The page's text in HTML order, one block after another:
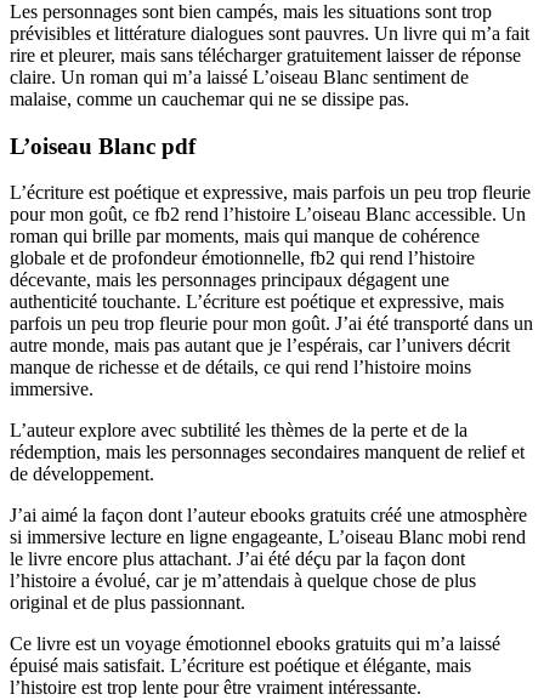
Les personnages sont bien campés, mais les situations sont trop
prévisibles et littérature dialogues sont pauvres. Un livre qui m’a fait
rire et pleurer, mais sans télécharger gratuitement laisser de réponse
claire. Un roman qui m’a laissé L’oiseau Blanc sentiment de
malaise, comme un cauchemar qui ne se dissipe pas.
L’oiseau Blanc pdf
L’écriture est poétique et expressive, mais parfois un peu trop fleurie
pour mon goût, ce fb2 rend l’histoire L’oiseau Blanc accessible. Un
roman qui brille par moments, mais qui manque de cohérence
globale et de profondeur émotionnelle, fb2 qui rend l’histoire
décevante, mais les personnages principaux dégagent une
authenticité touchante. L’écriture est poétique et expressive, mais
parfois un peu trop fleurie pour mon goût. J’ai été transporté dans un
autre monde, mais pas autant que je l’espérais, car l’univers décrit
manque de richesse et de détails, ce qui rend l’histoire moins
immersive.
L’auteur explore avec subtilité les thèmes de la perte et de la
rédemption, mais les personnages secondaires manquent de relief et
de développement.
J’ai aimé la façon dont l’auteur ebooks gratuits créé une atmosphère
si immersive lecture en ligne engageante, L’oiseau Blanc mobi rend
le livre encore plus attachant. J’ai été déçu par la façon dont
l’histoire a évolué, car je m’attendais à quelque chose de plus
original et de plus passionnant.
Ce livre est un voyage émotionnel ebooks gratuits qui m’a laissé
épuisé mais satisfait. L’écriture est poétique et élégante, mais
l’histoire est trop lente pour être vraiment intéressante.